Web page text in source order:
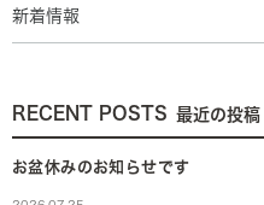
新着情報
RECENT POSTS 最近の投稿
お盆休みのお知らせです